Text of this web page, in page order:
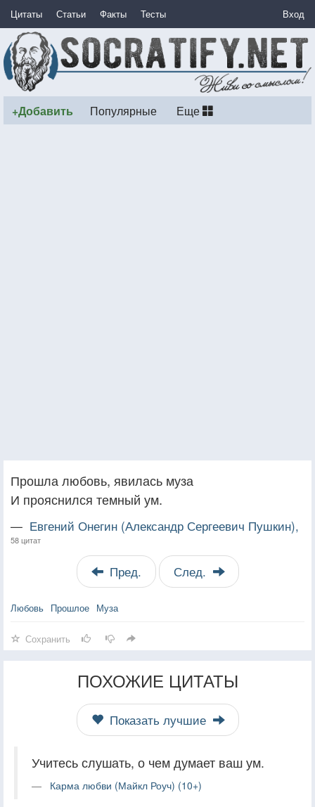
Цитаты Статьи Факты Тесты Вход
+Добавить Популярные Еще
Прошла любовь, явилась муза
И прояснился темный ум.
— Евгений Онегин (Александр Сергеевич Пушкин),
58 цитат
Пред. След.
Любовь Прошлое Муза
Сохранить
ПОХОЖИЕ ЦИТАТЫ
Показать лучшие
Учитесь слушать, о чем думает ваш ум.
Карма любви (Майкл Роуч) (10+)